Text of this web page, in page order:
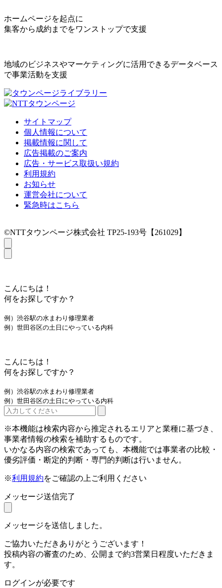
ホームページを起点に
集客から成約までをワンストップで支援
地域のビジネスやマーケティングに活用できるデータベース
で事業活動を支援
サイトマップ
個人情報について
掲載情報に関して
広告掲載のご案内
広告・サービス取扱い規約
利用規約
お知らせ
運営会社について
緊急時はこちら
©NTTタウンページ株式会社 TP25-193号【261029】
こんにちは！
何をお探しですか？
例）渋谷駅の水まわり修理業者
例）世田谷区の土日にやっている内科
こんにちは！
何をお探しですか？
例）渋谷駅の水まわり修理業者
例）世田谷区の土日にやっている内科
※本機能は検索内容から推定されるエリアと業種に基づき、
事業者情報の検索を補助するものです。
いかなる内容の検索であっても、本機能では事業者の比較・
優劣評価・断定的判断・専門的判断は行いません。
※利用規約をご確認の上ご利用ください
メッセージ送信完了
メッセージを送信しました。
ご協力いただきありがとうございます！
投稿内容の審査のため、公開まで約3営業日程度いただきま
す。
ログインが必要です